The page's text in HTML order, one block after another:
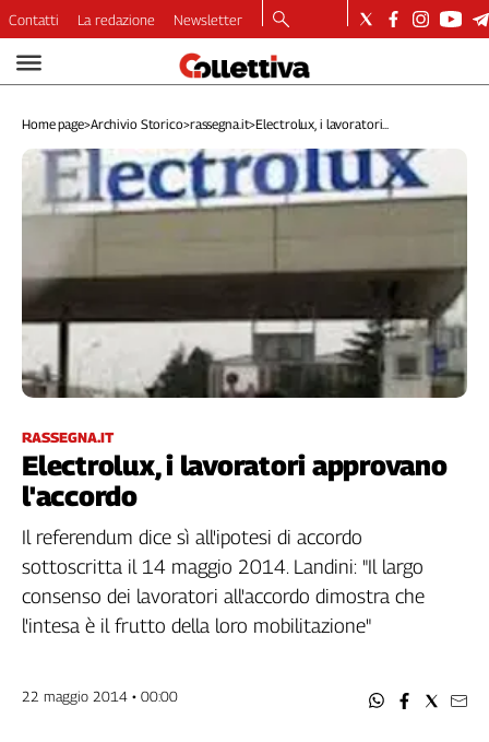
Video
Dirette
Longform
Copertine
Economia
Ambiente
Welfare
Italia
Internazionale
Categorie
Filcams
Filctem
Fillea
Fiom
Flc
Contatti La redazione Newsletter
Home page>Archivio Storico>rassegna.it>Electrolux, i lavoratori...
RASSEGNA.IT
Electrolux, i lavoratori approvano
l'accordo
Il referendum dice sì all'ipotesi di accordo
sottoscritta il 14 maggio 2014. Landini: "Il largo
consenso dei lavoratori all'accordo dimostra che
l'intesa è il frutto della loro mobilitazione"
22 maggio 2014 • 00:00